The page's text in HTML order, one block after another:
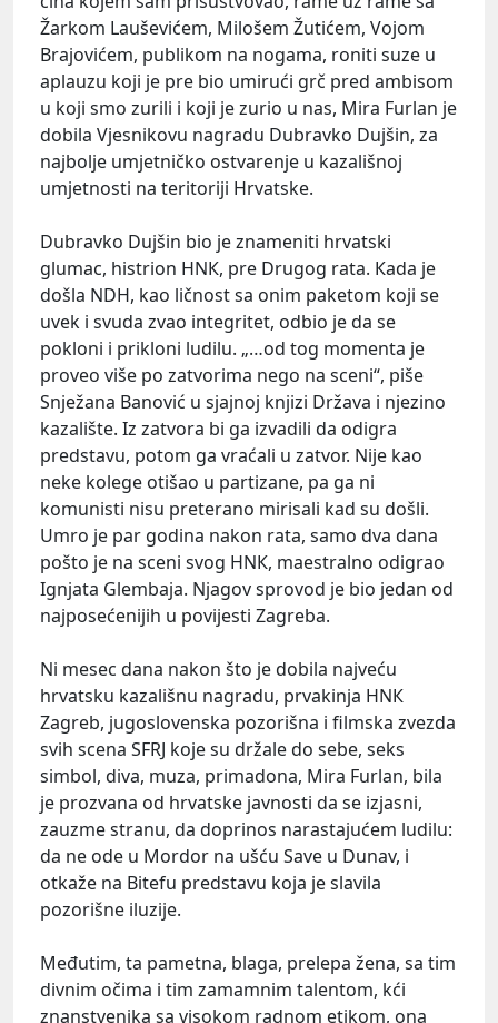
Žarkom Lauševićem, Milošem Žutićem, Vojom
Brajovićem, publikom na nogama, roniti suze u
aplauzu koji je pre bio umirući grč pred ambisom
u koji smo zurili i koji je zurio u nas, Mira Furlan je
dobila Vjesnikovu nagradu Dubravko Dujšin, za
najbolje umjetničko ostvarenje u kazališnoj
umjetnosti na teritoriji Hrvatske.
Dubravko Dujšin bio je znameniti hrvatski
glumac, histrion HNК, pre Drugog rata. Кada je
došla NDH, kao ličnost sa onim paketom koji se
uvek i svuda zvao integritet, odbio je da se
pokloni i prikloni ludilu. „…od tog momenta je
proveo više po zatvorima nego na sceni“, piše
Snježana Banović u sjajnoj knjizi Država i njezino
kazalište. Iz zatvora bi ga izvadili da odigra
predstavu, potom ga vraćali u zatvor. Nije kao
neke kolege otišao u partizane, pa ga ni
komunisti nisu preterano mirisali kad su došli.
Umro je par godina nakon rata, samo dva dana
pošto je na sceni svog HNК, maestralno odigrao
Ignjata Glembaja. Njagov sprovod je bio jedan od
najposećenijih u povijesti Zagreba.
Ni mesec dana nakon što je dobila najveću
hrvatsku kazališnu nagradu, prvakinja HNК
Zagreb, jugoslovenska pozorišna i filmska zvezda
svih scena SFRJ koje su držale do sebe, seks
simbol, diva, muza, primadona, Mira Furlan, bila
je prozvana od hrvatske javnosti da se izjasni,
zauzme stranu, da doprinos narastajućem ludilu:
da ne ode u Mordor na ušću Save u Dunav, i
otkaže na Bitefu predstavu koja je slavila
pozorišne iluzije.
Međutim, ta pametna, blaga, prelepa žena, sa tim
divnim očima i tim zamamnim talentom, kći
znanstvenika sa visokom radnom etikom, ona